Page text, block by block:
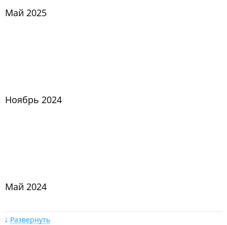
Май 2025
Ноябрь 2024
Май 2024
Развернуть